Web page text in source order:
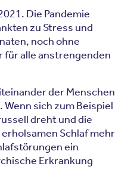
Die Pandemie
zu Stress und
noch ohne
für alle anstrengenden
der Menschen
Wenn sich zum Beispiel
dreht und die
Schlaf mehr
ein
Erkrankung